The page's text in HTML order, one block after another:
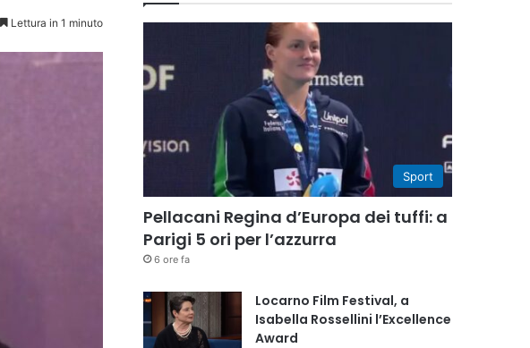
Lettura in 1 minuto
Sport
Pellacani Regina d’Europa dei tuffi: a
Parigi 5 ori per l’azzurra
6 ore fa
Locarno Film Festival, a
Isabella Rossellini l’Excellence
Award